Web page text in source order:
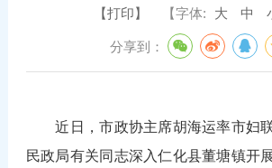
【打印】 【字体: 大 中
分享到：
近日，市政协主席胡海运率市妇
民政局有关同志深入仁化县董塘镇开